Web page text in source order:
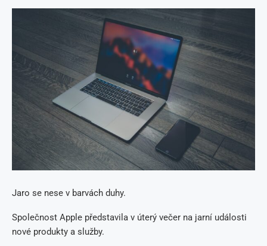
Jaro se nese v barvách duhy.
Společnost Apple představila v úterý večer na jarní události
nové produkty a služby.